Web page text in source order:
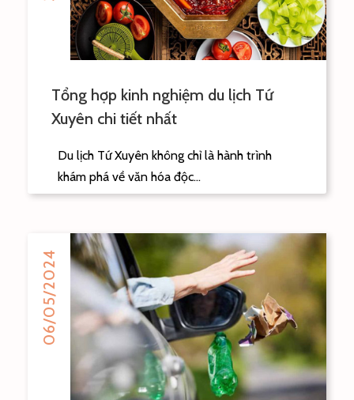
Tổng hợp kinh nghiệm du lịch Tứ
Xuyên chi tiết nhất
Du lịch Tứ Xuyên không chỉ là hành trình
khám phá về văn hóa độc...
06/05/2024